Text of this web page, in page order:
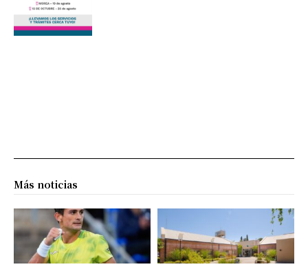
Más noticias